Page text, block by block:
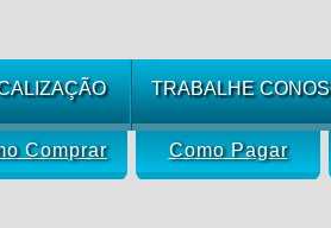
TRABALHE
Comprar Como Pagar